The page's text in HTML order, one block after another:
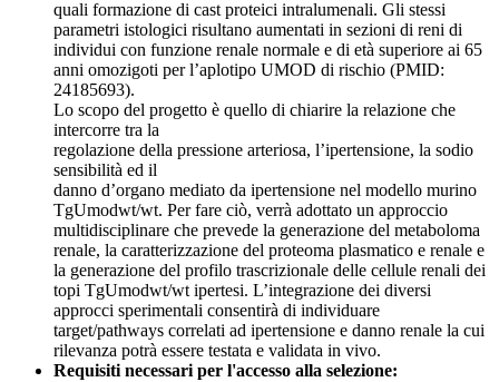
quali formazione di cast proteici intralumenali. Gli stessi
parametri istologici risultano aumentati in sezioni di reni di
individui con funzione renale normale e di età superiore ai 65
anni omozigoti per l’aplotipo UMOD di rischio (PMID:
24185693).
Lo scopo del progetto è quello di chiarire la relazione che
intercorre tra la
regolazione della pressione arteriosa, l’ipertensione, la sodio
sensibilità ed il
danno d’organo mediato da ipertensione nel modello murino
TgUmodwt/wt. Per fare ciò, verrà adottato un approccio
multidisciplinare che prevede la generazione del metaboloma
renale, la caratterizzazione del proteoma plasmatico e renale e
la generazione del profilo trascrizionale delle cellule renali dei
topi TgUmodwt/wt ipertesi. L’integrazione dei diversi
approcci sperimentali consentirà di individuare
target/pathways correlati ad ipertensione e danno renale la cui
rilevanza potrà essere testata e validata in vivo.
Requisiti necessari per l'accesso alla selezione: